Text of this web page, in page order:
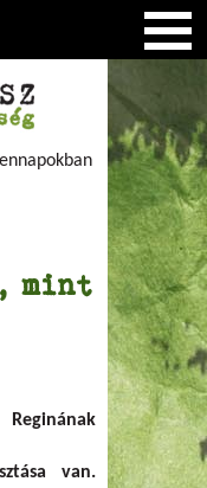
mint
Reginának
van.